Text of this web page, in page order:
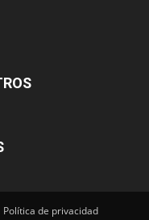
Política de privacidad